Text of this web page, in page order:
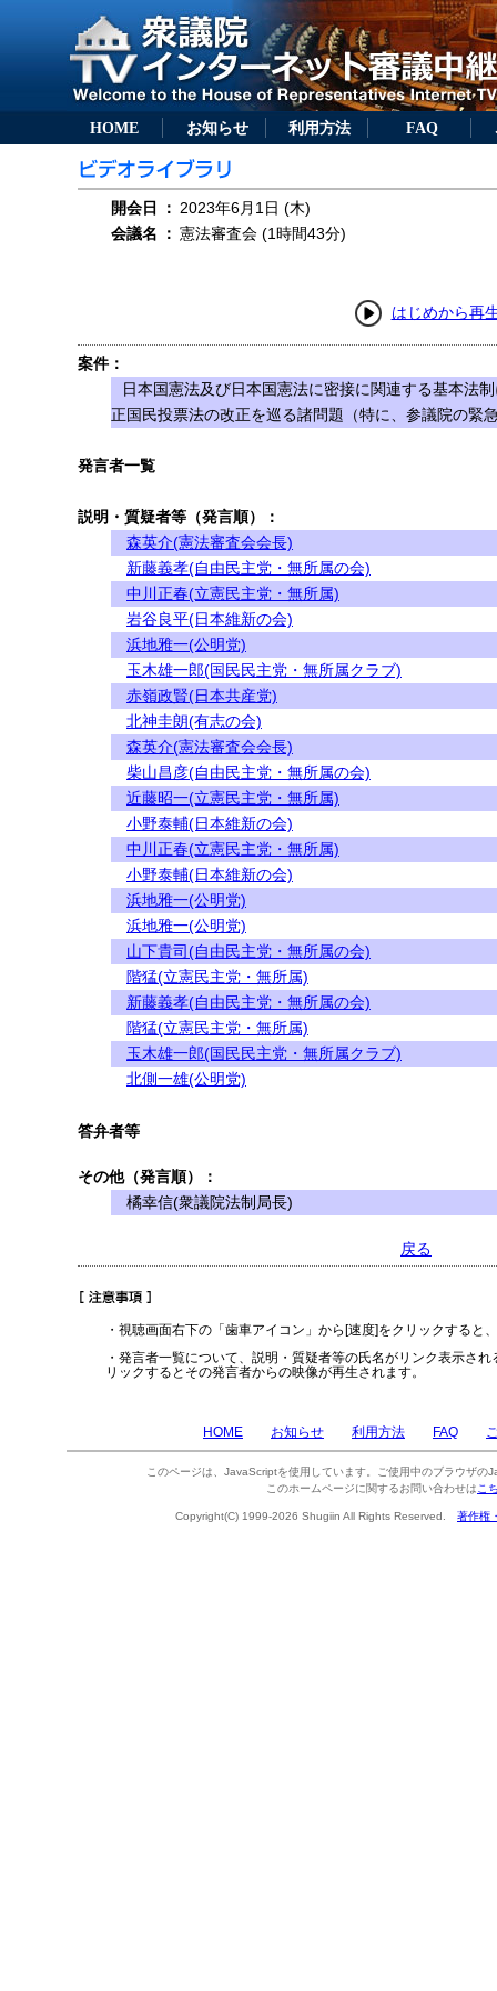
HOME お知らせ 利用方法 FAQ
開会日 ： 2023年6月1日 (木)
会議名
： 憲法審査会 (1時間43分)
はじめから再
案件：
日本国憲法及び日本国憲法に密接に関連する基本法
正国民投票法の改正を巡る諸問題（特に、参議院の緊
発言者一覧
説明・質疑者等（発言順）：
森英介(憲法審査会会長)
新藤義孝(自由民主党・無所属の会)
中川正春(立憲民主党・無所属)
岩谷良平(日本維新の会)
浜地雅一(公明党)
玉木雄一郎(国民民主党・無所属クラブ)
赤嶺政賢(日本共産党)
北神圭朗(有志の会)
森英介(憲法審査会会長)
柴山昌彦(自由民主党・無所属の会)
近藤昭一(立憲民主党・無所属)
小野泰輔(日本維新の会)
中川正春(立憲民主党・無所属)
小野泰輔(日本維新の会)
浜地雅一(公明党)
浜地雅一(公明党)
山下貴司(自由民主党・無所属の会)
階猛(立憲民主党・無所属)
新藤義孝(自由民主党・無所属の会)
階猛(立憲民主党・無所属)
玉木雄一郎(国民民主党・無所属クラブ)
北側一雄(公明党)
答弁者等
その他（発言順）：
橘幸信(衆議院法制局長)
戻る
・視聴画面右下の「歯車アイコン」から[速度]をクリックすると
・発言者一覧について、説明・質疑者等の氏名がリンク表示さ
リックするとその発言者からの映像が再生されます。
HOME お知らせ 利用方法 FAQ
このページは、JavaScriptを使用しています。ご使用中のブラウザの
このホームページに関するお問い合わせは こ
Copyright(C) 1999-2026 Shugiin All Rights Reserved. 著作権